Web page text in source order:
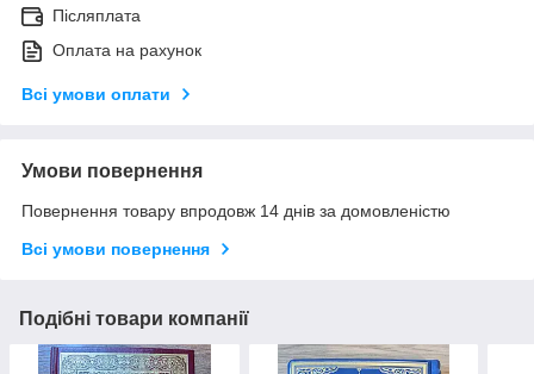
Післяплата
Оплата на рахунок
Всі умови оплати
Умови повернення
Повернення товару впродовж 14 днів за домовленістю
Всі умови повернення
Подібні товари компанії